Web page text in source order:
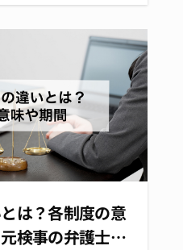
は？各制度の意
検事の弁護士…